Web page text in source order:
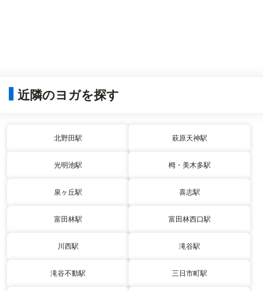
近隣のヨガを探す
北野田駅 萩原天神駅
光明池駅 栂・美木多駅
泉ヶ丘駅 喜志駅
富田林駅 富田林西口駅
川西駅 滝谷駅
滝谷不動駅 三日市町駅